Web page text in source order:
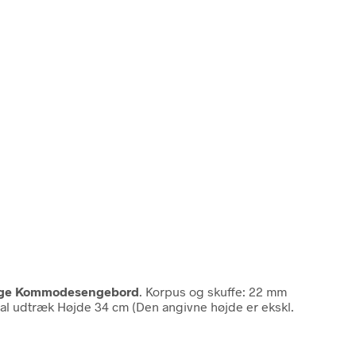
Kommodesengebord . Korpus og skuffe: 22 mm
udtræk Højde 34 cm (Den angivne højde er ekskl.